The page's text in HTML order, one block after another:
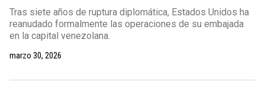
Tras siete años de ruptura diplomática, Estados Unidos ha
reanudado formalmente las operaciones de su embajada
en la capital venezolana.
marzo 30, 2026